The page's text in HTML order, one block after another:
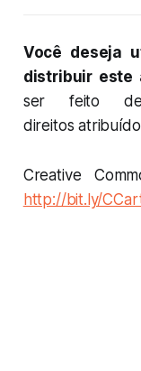
Você deseja
distribuir este
ser feito
direitos
Creative
http://bit.ly/